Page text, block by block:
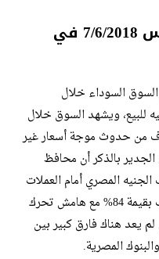
سعر الدولار اليوم الخميس 7/6/2018 في
اليوم الخميس 7\6 في السوق السوداء خلال
17.95 جنيه للشراء و 18 جنيه للبيع، ويشهد السوق خلال
من حدوث موجة أسعار غير
بالذكر أن محافظ
المصري أمام العملات
الأجنبية ليخضع لقواعد العرض والطلب بقيمة 84% مع هامش تحرك
لم يعد هناك فارق كبير بين
المصرية.